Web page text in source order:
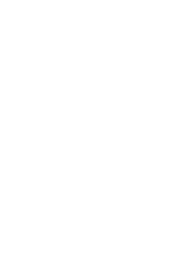
tomate y cebolla.